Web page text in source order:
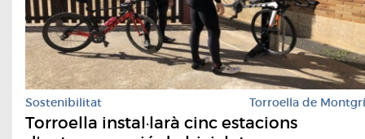
Sostenibilitat Torroella de Montgrí
Torroella instal·larà cinc estacions